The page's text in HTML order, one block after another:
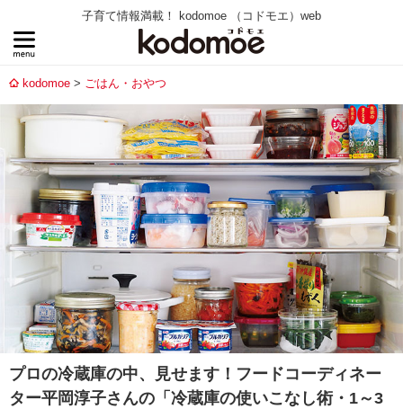
子育て情報満載！ kodomoe （コドモエ）web
kodomoe ごはん・おやつ
プロの冷蔵庫の中、見せます！フードコーディネー
ター平岡淳子さんの「冷蔵庫の使いこなし術・1～3